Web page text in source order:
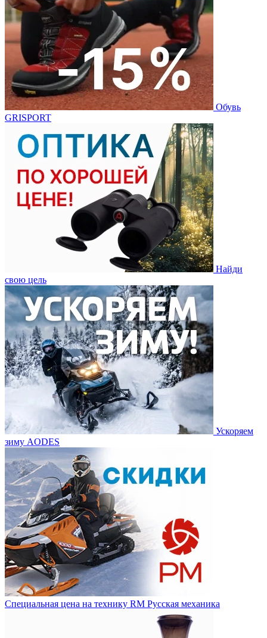
Обувь
GRISPORT
Найди
свою цель
Ускоряем
зиму AODES
Специальная цена на технику RM Русская механика